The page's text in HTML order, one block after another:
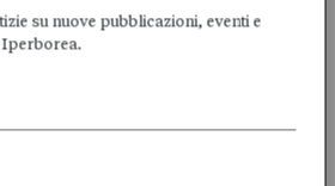
su nuove pubblicazioni, eventi e
Iperborea.